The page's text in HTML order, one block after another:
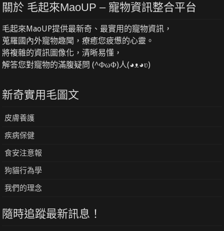
關於 毛起來MaoUP – 寵物資訊整合平台
毛起來MaoUP提供最新奇、最實用的寵物資訊，
蒐羅國內外寵物趣聞，療癒您疲憊的心靈。
將複雜的資訊圖像化，清晰易懂，
解答您對寵物的滿腹疑問 (^ΦωΦ)人(◕ᴥ◕ʋ)
新奇實用毛圖文
皮膚養護
疾病保健
食安注意報
狗貓行為學
我們的理念
隨時追蹤最新訊息！